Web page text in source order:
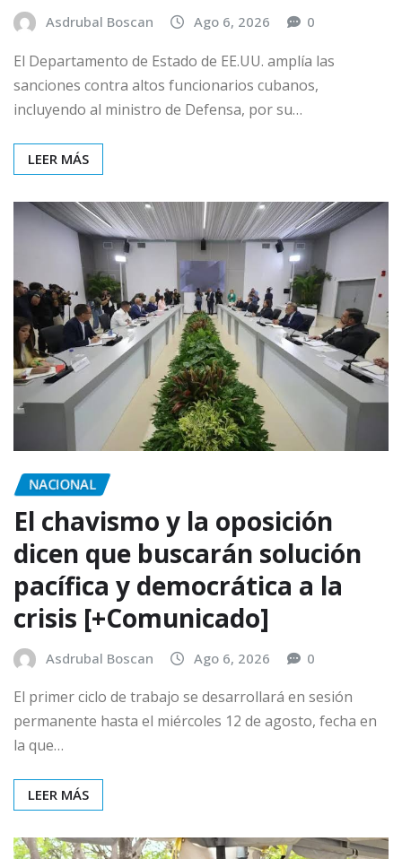
Asdrubal Boscan Ago 6, 2026 0
El Departamento de Estado de EE.UU. amplía las
sanciones contra altos funcionarios cubanos,
incluyendo al ministro de Defensa, por su…
LEER MÁS
NACIONAL
El chavismo y la oposición
dicen que buscarán solución
pacífica y democrática a la
crisis [+Comunicado]
Asdrubal Boscan Ago 6, 2026 0
El primer ciclo de trabajo se desarrollará en sesión
permanente hasta el miércoles 12 de agosto, fecha en
la que…
LEER MÁS